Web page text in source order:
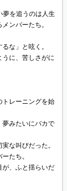
夢を追うのは人生
ンバーたち。
な」と呟く。
に、苦しさがに
トレーニングを始
夢みたいにバカで
な叫びだった。
たち。
が、ふと揺らいだ